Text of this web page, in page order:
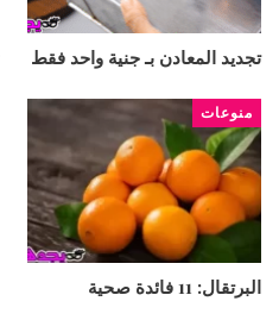
تجديد المعادن بـ جنية واحد فقط
منوعات
البرتقال: 11 فائدة صحية